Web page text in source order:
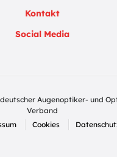
Kontakt
Social Media
Augenoptiker- und
Verband
Cookies